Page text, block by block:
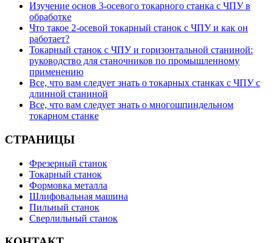
Изучение основ 3-осевого токарного станка с ЧПУ в
обработке
Что такое 2-осевой токарный станок с ЧПУ и как он
работает?
Токарный станок с ЧПУ и горизонтальной станиной:
руководство для станочников по промышленному
применению
Все, что вам следует знать о токарных станках с ЧПУ с
длинной станиной
Все, что вам следует знать о многошпиндельном
токарном станке
СТРАНИЦЫ
Фрезерный станок
Токарный станок
Формовка металла
Шлифовальная машина
Пильный станок
Сверлильный станок